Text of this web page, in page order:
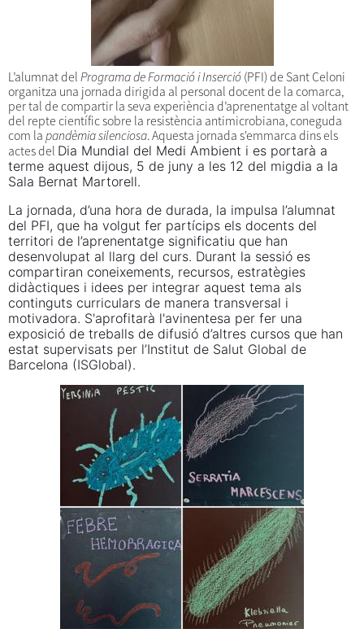
L’alumnat del Programa de Formació i Inserció (PFI) de Sant Celoni
organitza una jornada dirigida al personal docent de la comarca,
per tal de compartir la seva experiència d’aprenentatge al voltant
del repte científic sobre la resistència antimicrobiana, coneguda
com la pandèmia silenciosa. Aquesta jornada s'emmarca dins els
actes del Dia Mundial del Medi Ambient i es portarà a
terme aquest dijous, 5 de juny a les 12 del migdia a la
Sala Bernat Martorell.
La jornada, d’una hora de durada, la impulsa l’alumnat
del PFI, que ha volgut fer partícips els docents del
territori de l’aprenentatge significatiu que han
desenvolupat al llarg del curs. Durant la sessió es
compartiran coneixements, recursos, estratègies
didàctiques i idees per integrar aquest tema als
continguts curriculars de manera transversal i
motivadora. S'aprofitarà l'avinentesa per fer una
exposició de treballs de difusió d’altres cursos que han
estat supervisats per l’Institut de Salut Global de
Barcelona (ISGlobal).